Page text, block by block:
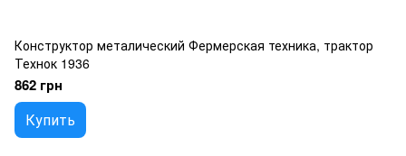
Конструктор металический Фермерская техника, трактор
Технок 1936
862 грн
Купить